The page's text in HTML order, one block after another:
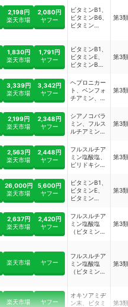
（ビタミン
B6）、シアノ
コバラミン
フェロールコ
ハク酸エステ
ルカルシウム
（ビタミンE
コハク酸エス
テルカルシウ
ム）、パント
テン酸カルシ
ーオリザノー
ル、添加物
（乳酸カルシ
無水ケイ酸、
ヒドロキシプ
ロピルセルロ
リン酸Mg、
セルロース、
ヒプロメロー
ス、エリスリ
ミンB2、酸化
チタン、アラ
ビアゴム、炭
2,198円
楽天市場
2,080円
ヤフー
ビタミンB1、
ビタミンB6、
ビタミン
第3
1,830円
楽天市場
1,791円
ヤフー
ビタミンB1、
ビタミンE、
ビタミンB6、
第3
3,339円
楽天市場
3,342円
ヤフー
ヘプロニカー
ト、ベンフォ
チアミン、オ
末、L-アスパ
ラギン酸 マグ
ネシウム・カ
リウム、ガン
ール、シアノ
コバラミン
（V.B12）、
ルコハク酸 エ
ステルカルシ
ウム
第3
2,199円
楽天市場
2,348円
ヤフー
シアノコバラ
ミン、フルス
ルチアミン塩
キシン塩酸
塩、ガンマ-
オリザノー
ル、トコフェ
酸エステルカ
ルシウム、ニ
コチン酸アミ
ン酸カルシウ
ム
第3
2,563円
楽天市場
2,448円
ヤフー
フルスルチア
ミン塩酸塩、
ピリドキシン
ノコバラミ
ン、ビタミン
Eコハク酸エ
ステルカルシ
テン酸カルシ
ウム、ガンマ
ーオリザノー
第3
26,000円
楽天市場
5,600円
ヤフー
ビタミンB1、
ビタミンE、
ビタミン
ンB6
第3
2,637円
楽天市場
2,420円
ヤフー
フルスルチア
ミン塩酸塩
（ビタミンB1
酸塩（ビタミ
ンB6）、シア
ノコバラミン
フェロールコ
ハク酸エステ
第3
楽天市場 ヤフー
フルスルチア
ミン塩酸塩
（ビタミンB1
コハク酸エス
テルカルシウ
第3
楽天市場 ヤフー
オキソアミヂ
ン末、ビタミ
第3